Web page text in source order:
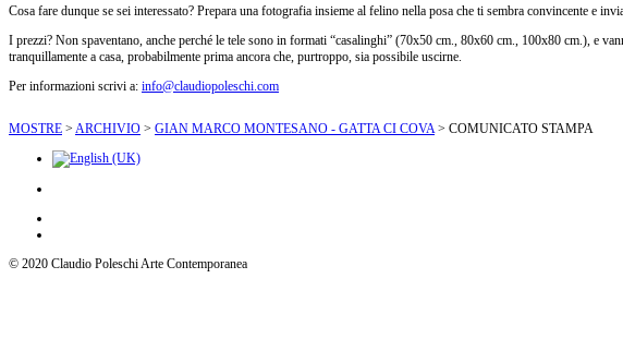
Cosa fare dunque se sei interessato? Prepara una fotografia insieme al felino nella posa che ti sembra convincente e
I prezzi? Non spaventano, anche perché le tele sono in formati “casalinghi” (70x50 cm., 80x60 cm., 100x80 cm.), e
tranquillamente a casa, probabilmente prima ancora che, purtroppo, sia possibile uscirne.
Per informazioni scrivi a: info@claudiopoleschi.com
MOSTRE > ARCHIVIO > GIAN MARCO MONTESANO - GATTA CI COVA> COMUNICATO STAMPA
© 2020 Claudio Poleschi Arte Contemporanea